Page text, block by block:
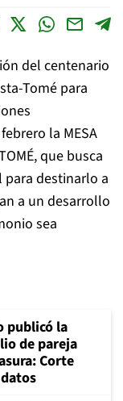
del centenario
Tomé para
la MESA
que busca
destinarlo a
a un desarrollo
sea
publicó la
de pareja
Corte